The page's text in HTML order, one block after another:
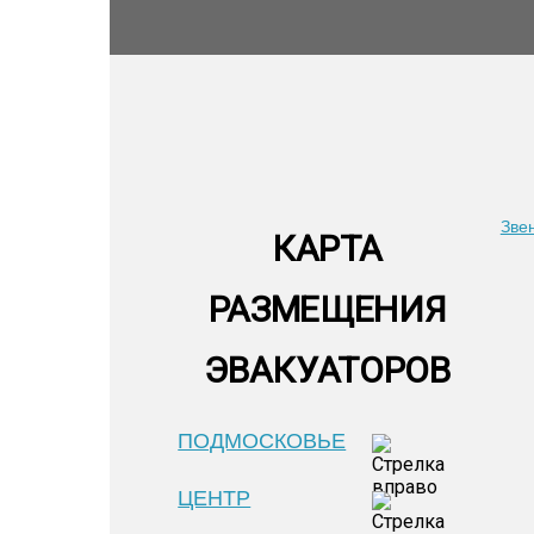
КАРТА
РАЗМЕЩЕНИЯ
ЭВАКУАТОРОВ
ПОДМОСКОВЬЕ
ЦЕНТР